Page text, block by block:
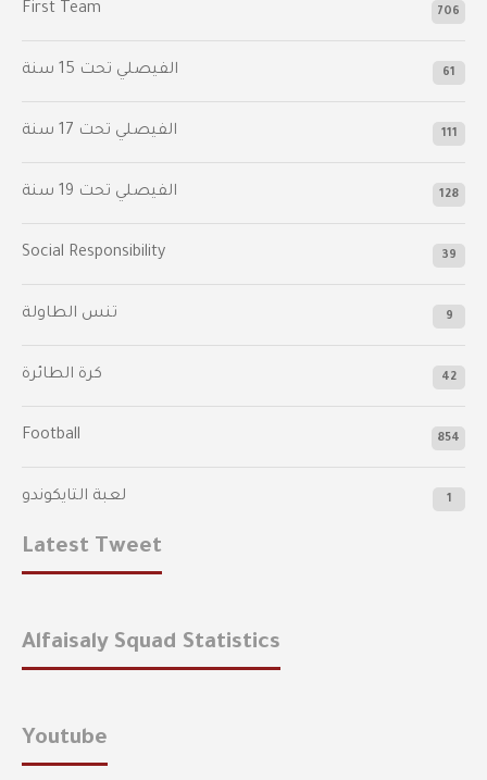
First Team 706
الفيصلي‬⁩ تحت 15 سنة 61
‫الفيصلي‬⁩ تحت 17 سنة 111
الفيصلي‬⁩ تحت 19 سنة 128
Social Responsibility 39
تنس الطاولة 9
كرة الطائرة 42
Football 854
لعبة التايكوندو 1
Latest Tweet
Alfaisaly Squad Statistics
Youtube